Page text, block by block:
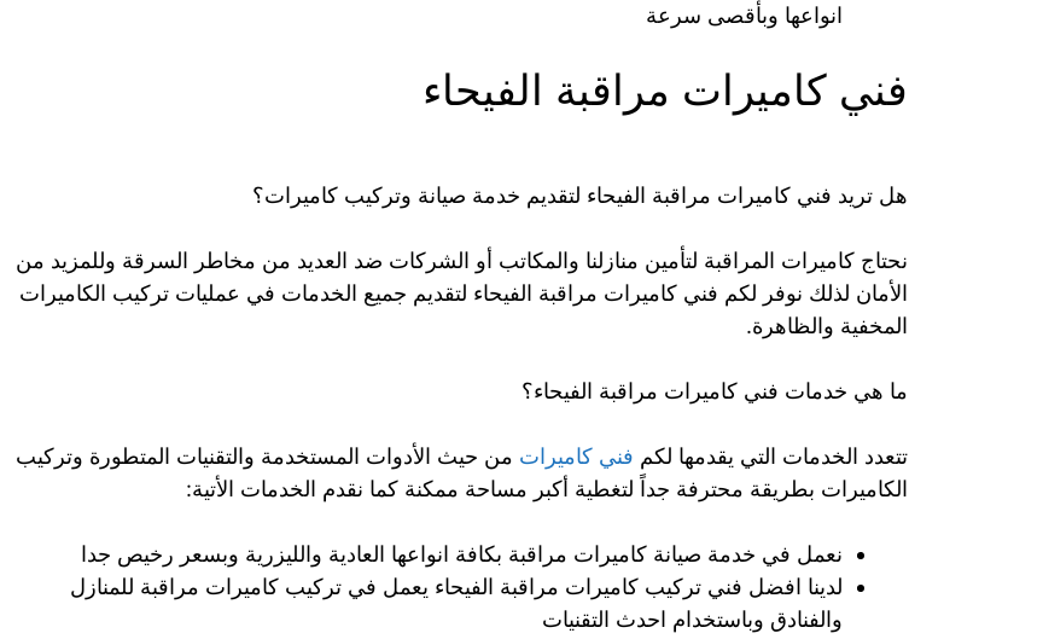
انواعها وبأقصى سرعة
فني كاميرات مراقبة الفيحاء
هل تريد فني كاميرات مراقبة الفيحاء لتقديم خدمة صيانة وتركيب كاميرات؟
نحتاج كاميرات المراقبة لتأمين منازلنا والمكاتب أو الشركات ضد العديد من مخاطر السرقة وللمزيد من
الأمان لذلك نوفر لكم فني كاميرات مراقبة الفيحاء لتقديم جميع الخدمات في عمليات تركيب الكاميرات
المخفية والظاهرة.
ما هي خدمات فني كاميرات مراقبة الفيحاء؟
تتعدد الخدمات التي يقدمها لكم فني كاميرات من حيث الأدوات المستخدمة والتقنيات المتطورة وتركيب
الكاميرات بطريقة محترفة جداً لتغطية أكبر مساحة ممكنة كما نقدم الخدمات الأتية:
نعمل في خدمة صيانة كاميرات مراقبة بكافة انواعها العادية والليزرية وبسعر رخيص جدا
لدينا افضل فني تركيب كاميرات مراقبة الفيحاء يعمل في تركيب كاميرات مراقبة للمنازل
والفنادق وباستخدام احدث التقنيات